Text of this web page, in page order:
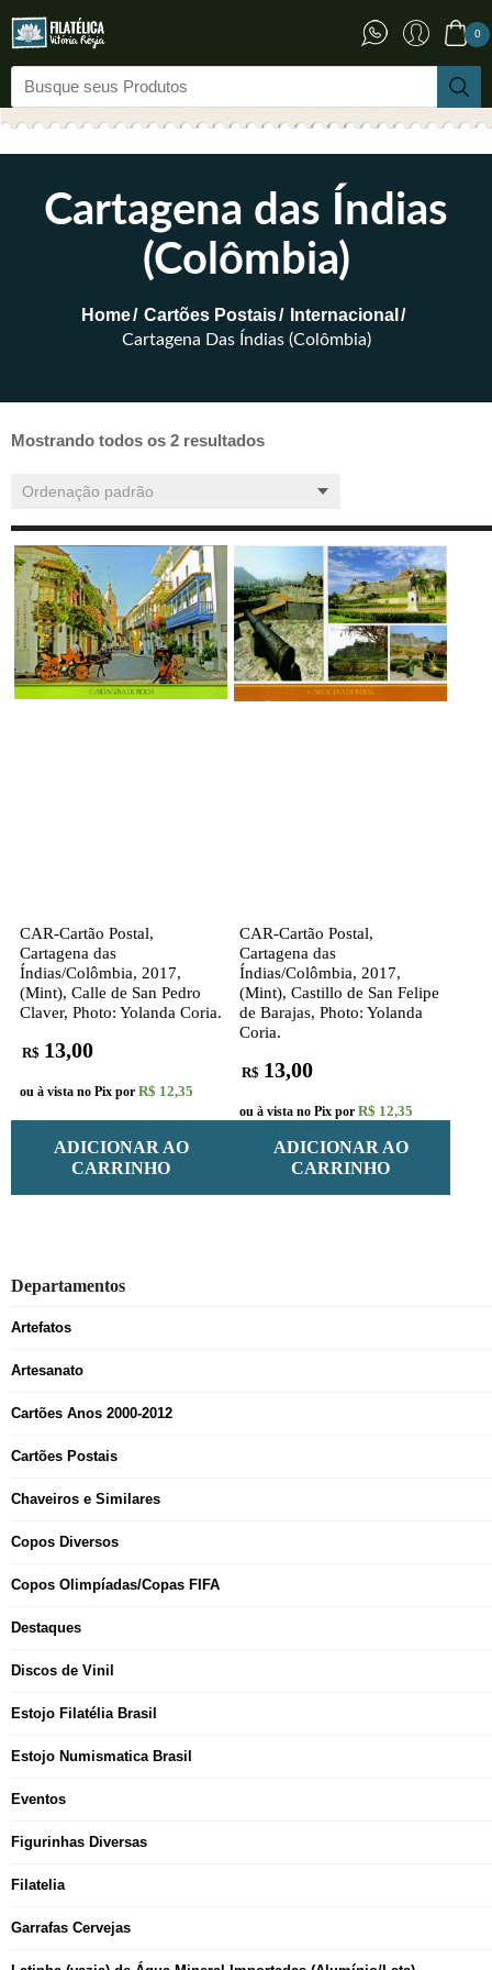
0
Cartagena das Índias
(Colômbia)
Home Cartões Postais Internacional
Cartagena Das Índias (Colômbia)
Mostrando todos os 2 resultados
CAR-Cartão Postal,
Cartagena das
Índias/Colômbia, 2017,
(Mint), Calle de San Pedro
Claver, Photo: Yolanda Coria.
R$ 13,00
ou à vista no Pix por R$ 12,35
ADICIONAR AO
CARRINHO
CAR-Cartão Postal,
Cartagena das
Índias/Colômbia, 2017,
(Mint), Castillo de San Felipe
de Barajas, Photo: Yolanda
Coria.
R$ 13,00
ou à vista no Pix por R$ 12,35
ADICIONAR AO
CARRINHO
Departamentos
Artefatos
Artesanato
Cartões Anos 2000-2012
Cartões Postais
Chaveiros e Similares
Copos Diversos
Copos Olimpíadas/Copas FIFA
Destaques
Discos de Vinil
Estojo Filatélia Brasil
Estojo Numismatica Brasil
Eventos
Figurinhas Diversas
Filatelia
Garrafas Cervejas